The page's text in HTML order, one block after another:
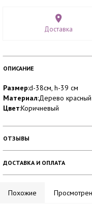
Доставка
ОПИСАНИЕ
Размер:d-38см, h-39 см
Материал:Дерево
Цвет:Коричневый
ОТЗЫВЫ
ДОСТАВКА И ОПЛАТА
Похожие